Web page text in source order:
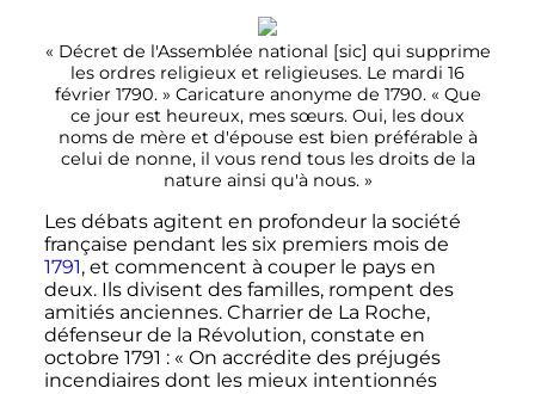
« Décret de l'Assemblée national [sic] qui supprime
les ordres religieux et religieuses. Le mardi 16
février 1790. » Caricature anonyme de 1790. « Que
ce jour est heureux, mes sœurs. Oui, les doux
noms de mère et d'épouse est bien préférable à
celui de nonne, il vous rend tous les droits de la
nature ainsi qu'à nous. »
Les débats agitent en profondeur la société
française pendant les six premiers mois de
1791, et commencent à couper le pays en
deux. Ils divisent des familles, rompent des
amitiés anciennes. Charrier de La Roche,
défenseur de la Révolution, constate en
octobre 1791 : « On accrédite des préjugés
incendiaires dont les mieux intentionnés